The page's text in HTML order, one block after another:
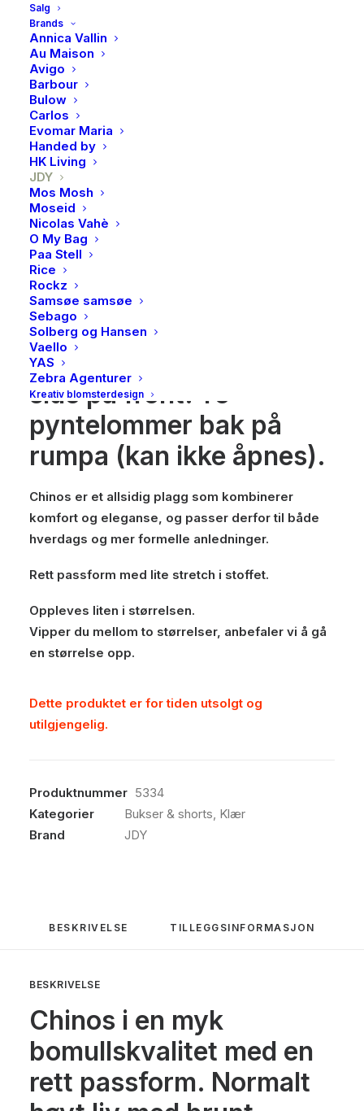
Salg
Brands
Annica Vallin
Au Maison
Avigo
Barbour
Bulow
Carlos
Evomar Maria
Handed by
HK Living
JDY
Mos Mosh
Moseid
Nicolas Vahè
O My Bag
Paa Stell
Rice
Rockz
Samsøe samsøe
Sebago
Solberg og Hansen
Vaello
YAS
Zebra Agenturer
Kreativ blomsterdesign
JDY, Chicago belted chino
pants, Kalamata
Chinos i en myk
bomullskvalitet med en
rett passform. Normalt
høyt liv med brunt
flettet belte som følger
med. Lukkes med
glidelås og en knapp.
Stikklommer på hver
side på front. To
pyntelommer bak på
rumpa (kan ikke åpnes).
Chinos er et allsidig plagg som kombinerer
komfort og eleganse, og passer derfor til både
hverdags og mer formelle anledninger.
Rett passform med lite stretch i stoffet.
Oppleves liten i størrelsen.
Vipper du mellom to størrelser, anbefaler vi å gå
en størrelse opp.
Dette produktet er for tiden utsolgt og
utilgjengelig.
Produktnummer 5334
Kategorier
Bukser & shorts, Klær
Brand
JDY
BESKRIVELSE TILLEGGSINFORMASJON
BESKRIVELSE
Chinos i en myk
bomullskvalitet med en
rett passform. Normalt